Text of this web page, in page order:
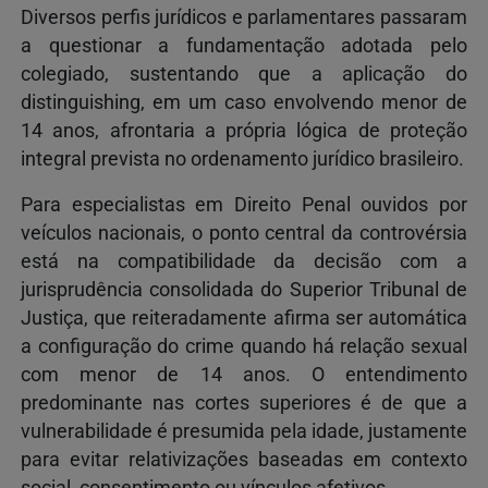
Diversos perfis jurídicos e parlamentares passaram
a questionar a fundamentação adotada pelo
colegiado, sustentando que a aplicação do
distinguishing, em um caso envolvendo menor de
14 anos, afrontaria a própria lógica de proteção
integral prevista no ordenamento jurídico brasileiro.
Para especialistas em Direito Penal ouvidos por
veículos nacionais, o ponto central da controvérsia
está na compatibilidade da decisão com a
jurisprudência consolidada do Superior Tribunal de
Justiça, que reiteradamente afirma ser automática
a configuração do crime quando há relação sexual
com menor de 14 anos. O entendimento
predominante nas cortes superiores é de que a
vulnerabilidade é presumida pela idade, justamente
para evitar relativizações baseadas em contexto